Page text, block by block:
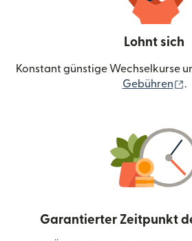
Lohnt sich
Konstant günstige Wechselkurse
Gebühren
.
Garantierter Zeitpunkt